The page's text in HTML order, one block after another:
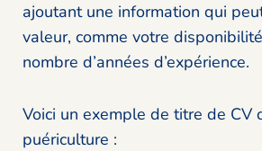
ajoutant une information qui
valeur, comme votre
nombre d’années d’expérience.
Voici un exemple de titre de CV
puériculture :